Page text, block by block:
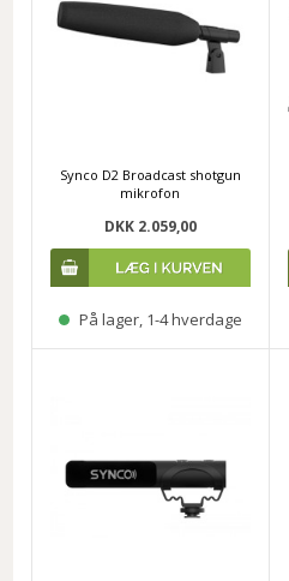
Synco D2 Broadcast shotgun
mikrofon
DKK 2.059,00
På lager, 1-4 hverdage